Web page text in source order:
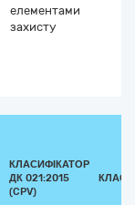
елементами
захисту
КЛАСИФІКАТОР
ДК 021:2015
(CPV)